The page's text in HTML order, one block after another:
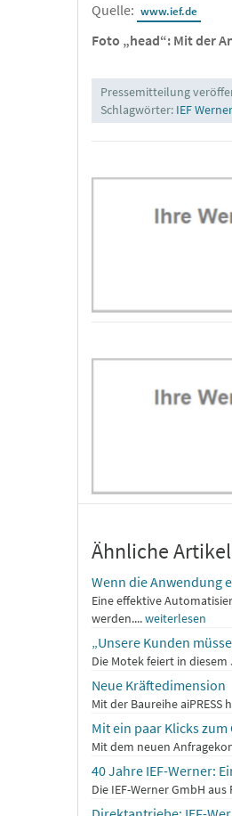
Quelle: www.ief.de
Foto „head“: Mit der
Pressemitteilung
Schlagwörter: IEF Werner
Ähnliche Artikel
Wenn die Anwendung
Eine effektive
werden....weiterlesen
„Unsere Kunden
Die Motek feiert in
Neue Kräftedimension
Mit der Baureihe
Mit ein paar Klicks
Mit dem neuen
40 Jahre IEF-Werner:
Die IEF-Werner GmbH